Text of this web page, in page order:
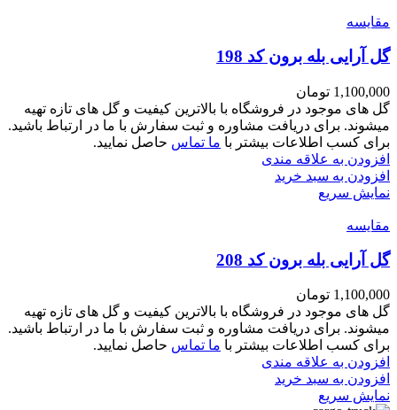
مقايسه
گل آرایی بله برون کد 198
1,100,000 تومان
گل های موجود در فروشگاه با بالاترین کیفیت و گل های تازه تهیه
میشوند. برای دریافت مشاوره و ثبت سفارش با ما در ارتباط باشید.
برای کسب اطلاعات بیشتر با ما تماس حاصل نمایید.
افزودن به علاقه مندی
افزودن به سبد خرید
نمایش سریع
مقايسه
گل آرایی بله برون کد 208
1,100,000 تومان
گل های موجود در فروشگاه با بالاترین کیفیت و گل های تازه تهیه
میشوند. برای دریافت مشاوره و ثبت سفارش با ما در ارتباط باشید.
برای کسب اطلاعات بیشتر با ما تماس حاصل نمایید.
افزودن به علاقه مندی
افزودن به سبد خرید
نمایش سریع